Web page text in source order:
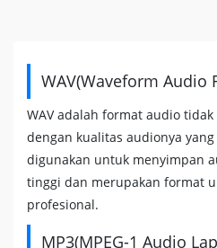
WAV(Waveform Audio
WAV adalah format audio
dengan kualitas audionya
digunakan untuk menyimpan
tinggi dan merupakan format
profesional.
MP3(MPEG-1 Audio